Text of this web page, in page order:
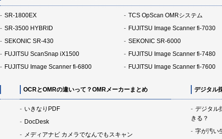
SR-1800EX
TCS OpScan OMRシステム
SR-3500 HYBRID
FUJITSU Image Scanner fi-7030
SEKONIC SR-430
SEKONIC SR-6000
FUJITSU ScanSnap iX1500
FUJITSU Image Scanner fi-7480
FUJITSU Image Scanner fi-6800
FUJITSU Image Scanner fi-7600
OCRとOMRの違いって？OMRメーカーまとめ
いきなりPDF
DocDesk
メディアナビ カメラでなんでもスキャン
デジタル
デジタル
きる？
字が汚い